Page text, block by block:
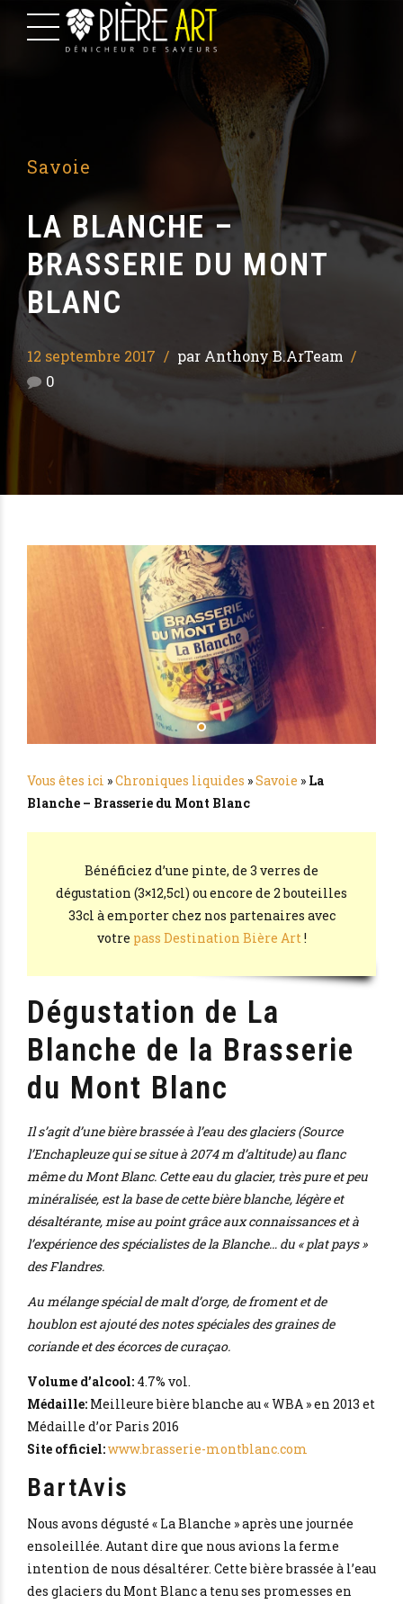
Savoie
LA BLANCHE –
BRASSERIE DU MONT
BLANC
12 septembre 2017
par Anthony B.ArTeam
0
Vous êtes ici »Chroniques liquides »Savoie » La
Blanche – Brasserie du Mont Blanc
Bénéficiez d’une pinte, de 3 verres de
dégustation (3×12,5cl) ou encore de 2 bouteilles
33cl à emporter chez nos partenaires avec
votre pass Destination Bière Art!
Dégustation de La
Blanche de la Brasserie
du Mont Blanc
Il s’agit d’une bière brassée à l’eau des glaciers (Source
l’Enchapleuze qui se situe à 2074 m d’altitude) au flanc
même du Mont Blanc. Cette eau du glacier, très pure et peu
minéralisée, est la base de cette bière blanche, légère et
désaltérante, mise au point grâce aux connaissances et à
l’expérience des spécialistes de la Blanche… du « plat pays »
des Flandres.
Au mélange spécial de malt d’orge, de froment et de
houblon est ajouté des notes spéciales des graines de
coriande et des écorces de curaçao.
Volume d’alcool: 4.7% vol.
Médaille: Meilleure bière blanche au « WBA » en 2013 et
Médaille d’or Paris 2016
Site officiel:www.brasserie-montblanc.com
BartAvis
Nous avons dégusté « La Blanche » après une journée
ensoleillée. Autant dire que nous avions la ferme
intention de nous désaltérer. Cette bière brassée à l’eau
des glaciers du Mont Blanc a tenu ses promesses en